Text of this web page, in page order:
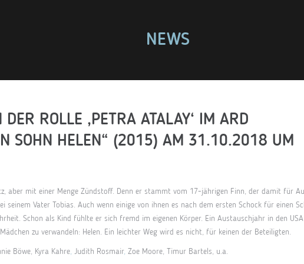
NEWS
ROLLE ‚PETRA ATALAY‘ IM ARD
SOHN HELEN“ (2015) AM 31.10.2018 UM
aber mit einer Menge Zündstoff. Denn er stammt vom 17-jährigen Finn, der damit für
seinem Vater Tobias. Auch wenn einige von ihnen es nach dem ersten Schock für einen
Schon als Kind fühlte er sich fremd im eigenen Körper. Ein Austauschjahr in den
zu verwandeln: Helen. Ein leichter Weg wird es nicht, für keinen der Beteiligten.
Böwe, Kyra Kahre, Judith Rosmair, Zoe Moore, Timur Bartels, u.a.